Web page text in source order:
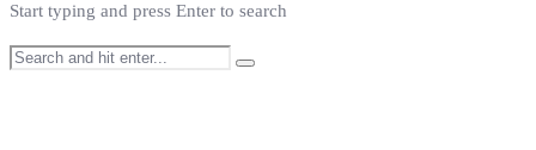
Start typing and press Enter to search